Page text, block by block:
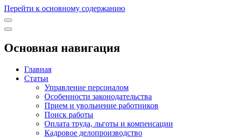
Перейти к основному содержанию
Основная навигация
Главная
Статьи
Управление персоналом
Особенности законодательства
Прием и увольнение работников
Поиск работы
Оплата труда, льготы и компенсации
Кадровое делопроизводство